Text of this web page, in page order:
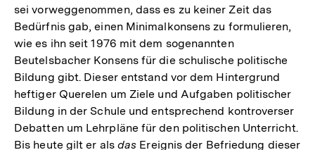
sei vorweggenommen, dass es zu keiner Zeit das
Bedürfnis gab, einen Minimalkonsens zu formulieren,
wie es ihn seit 1976 mit dem sogenannten
Beutelsbacher Konsens für die schulische politische
Bildung gibt. Dieser entstand vor dem Hintergrund
heftiger Querelen um Ziele und Aufgaben politischer
Bildung in der Schule und entsprechend kontroverser
Debatten um Lehrpläne für den politischen Unterricht.
Bis heute gilt er als das Ereignis der Befriedung dieser